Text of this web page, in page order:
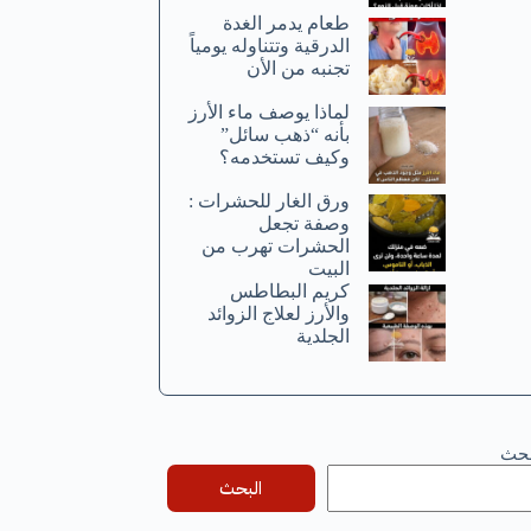
طعام يدمر الغدة
الدرقية وتتناوله يومياً
تجنبه من الأن
لماذا يوصف ماء الأرز
بأنه “ذهب سائل”
وكيف تستخدمه؟
ورق الغار للحشرات :
وصفة تجعل
الحشرات تهرب من
البيت
كريم البطاطس
والأرز لعلاج الزوائد
الجلدية
البحث